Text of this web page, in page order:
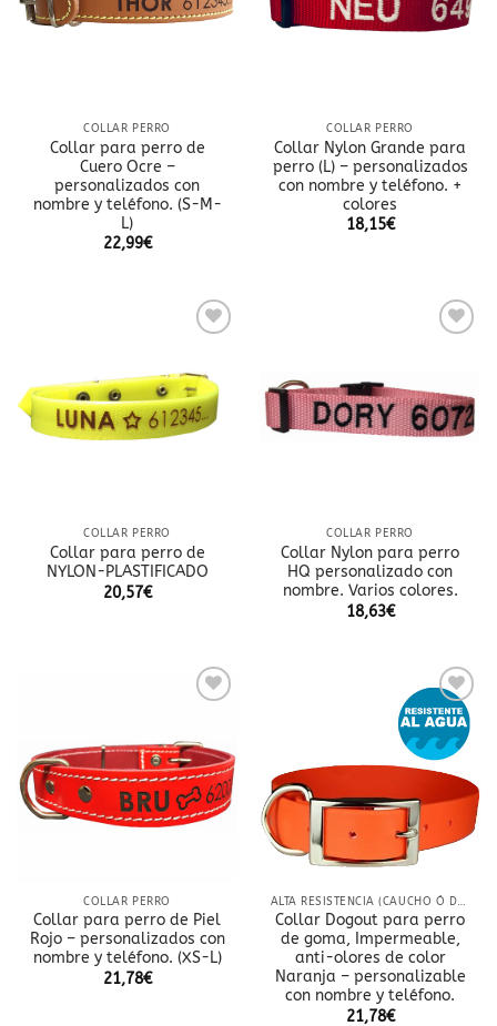
deseos
COLLAR PERRO
Collar para perro de
Cuero Ocre –
personalizados con
nombre y teléfono. (S-M-
L)
22,99€
deseos
COLLAR PERRO
Collar Nylon Grande para
perro (L) – personalizados
con nombre y teléfono. +
colores
18,15€
lista
de
deseos
COLLAR PERRO
Collar para perro de
NYLON-PLASTIFICADO
20,57€
de
deseos
COLLAR PERRO
Collar Nylon para perro
HQ personalizado con
nombre. Varios colores.
18,63€
lista
de
deseos
COLLAR PERRO
Collar para perro de Piel
Rojo – personalizados con
nombre y teléfono. (XS-L)
21,78€
Añadir
a la
lista
de
deseos
ALTA RESISTENCIA (CAUCHO Ó DOBLE NYLON)
Collar Dogout para perro
de goma, Impermeable,
anti-olores de color
Naranja – personalizable
con nombre y teléfono.
21,78€